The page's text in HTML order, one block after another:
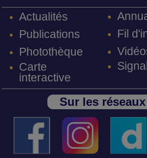
Actualités
Publications
Photothèque
Carte
interactive
Fil
Sur les réseaux